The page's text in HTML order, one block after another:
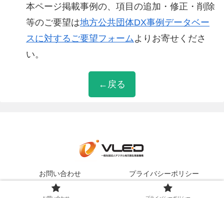
←戻る
本ページ掲載事例の、項目の追加・修正・削除
等のご要望は地方公共団体DX事例データベー
スに対するご要望フォーム よりお寄せくださ
い。
お問い合わせ プライバシーポリシー
Copyright © 一般社団法人デジタル地方創生推進機構